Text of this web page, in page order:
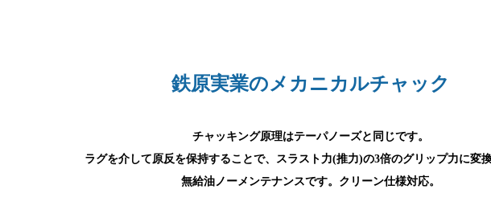
鉄原実業のメカニカルチャック
チャッキング原理はテーパノーズと同じです。
ラグを介して原反を保持することで、スラスト力(推力)の3倍のグリップ力に変
無給油ノーメンテナンスです。クリーン仕様対応。